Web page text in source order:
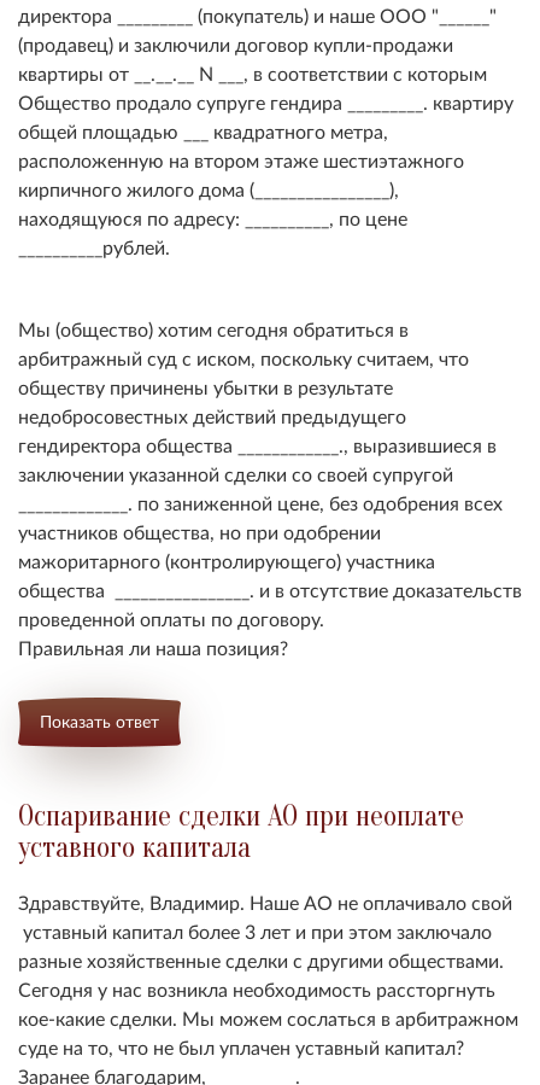
директора _________ (покупатель) и наше ООО "______"
(продавец) и заключили договор купли-продажи
квартиры от __.__.__ N ___, в соответствии с которым
Общество продало супруге гендира _________. квартиру
общей площадью ___ квадратного метра,
расположенную на втором этаже шестиэтажного
кирпичного жилого дома (________________),
находящуюся по адресу: __________, по цене
__________рублей.
Мы (общество) хотим сегодня обратиться в
арбитражный суд с иском, поскольку считаем, что
обществу причинены убытки в результате
недобросовестных действий предыдущего
гендиректора общества ____________., выразившиеся в
заключении указанной сделки со своей супругой
_____________. по заниженной цене, без одобрения всех
участников общества, но при одобрении
мажоритарного (контролирующего) участника
общества ________________. и в отсутствие доказательств
проведенной оплаты по договору.
Правильная ли наша позиция?
Показать ответ
Оспаривание сделки АО при неоплате
уставного капитала
Здравствуйте, Владимир. Наше АО не оплачивало свой
уставный капитал более 3 лет и при этом заключало
разные хозяйственные сделки с другими обществами.
Сегодня у нас возникла необходимость рассторгнуть
кое-какие сделки. Мы можем сослаться в арбитражном
суде на то, что не был уплачен уставный капитал?
Заранее благодарим, __________.